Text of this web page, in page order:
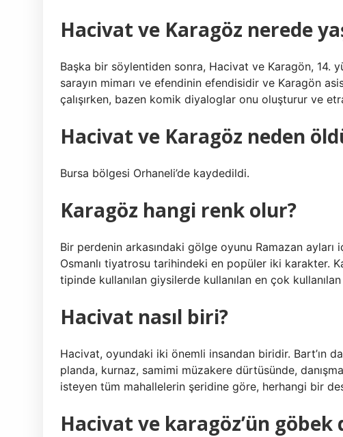
Hacivat ve Karagöz nerede
Başka bir söylentiden sonra, Hacivat ve Karagön, 14.
sarayın mimarı ve efendinin efendisidir ve Karagön
çalışırken, bazen komik diyaloglar onu oluşturur ve
Hacivat ve Karagöz neden
Bursa bölgesi Orhaneli’de kaydedildi.
Karagöz hangi renk olur?
Bir perdenin arkasındaki gölge oyunu Ramazan
Osmanlı tiyatrosu tarihindeki en popüler iki karakter.
tipinde kullanılan giysilerde kullanılan en çok
Hacivat nasıl biri?
Hacivat, oyundaki iki önemli insandan biridir. Bart’ın
planda, kurnaz, samimi müzakere dürtüsünde,
isteyen tüm mahallelerin şeridine göre, herhangi bir
Hacivat ve karagöz’ün göbek